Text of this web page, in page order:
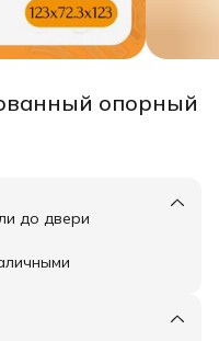
опорный
до двери